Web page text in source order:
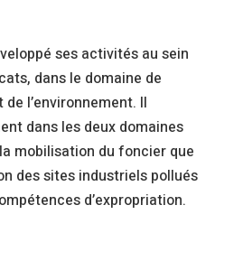
ses activités au sein
dans le domaine de
l’environnement. Il
dans les deux domaines
mobilisation du foncier que
des sites industriels pollués
d’expropriation.